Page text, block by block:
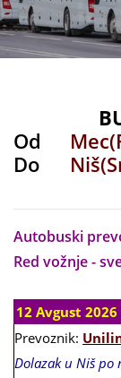
Od
Do
Autobuski
Red vožnje -
12 Avgust
Prevoznik:
Dolazak u Niš po